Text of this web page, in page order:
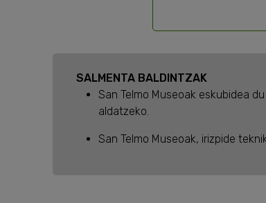
SALMENTA BALDINTZAK
San Telmo Museoak eskubidea
aldatzeko.
San Telmo Museoak, irizpide